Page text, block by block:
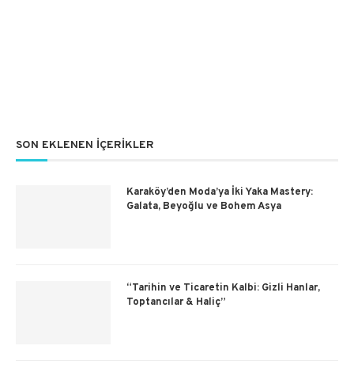
SON EKLENEN İÇERIKLER
Karaköy’den Moda’ya İki Yaka Mastery:
Galata, Beyoğlu ve Bohem Asya
“Tarihin ve Ticaretin Kalbi: Gizli Hanlar,
Toptancılar & Haliç”